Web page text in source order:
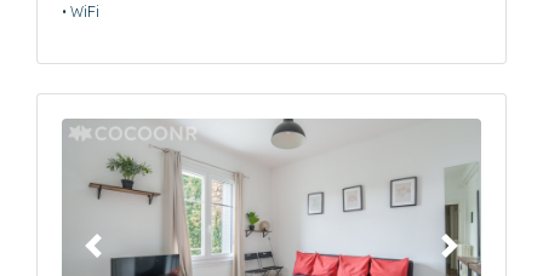
• WiFi
Précédent Suivant